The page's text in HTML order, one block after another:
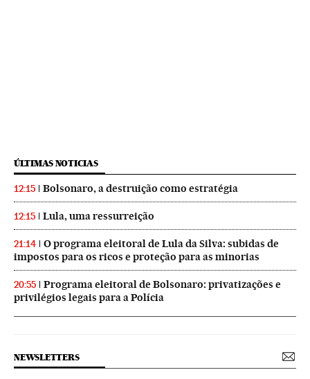
ÚLTIMAS NOTICIAS
12:15 Bolsonaro, a destruição como estratégia
12:15 Lula, uma ressurreição
21:14
O programa eleitoral de Lula da Silva: subidas de
impostos para os ricos e proteção para as minorias
20:55
Programa eleitoral de Bolsonaro: privatizações e
privilégios legais para a Polícia
NEWSLETTERS